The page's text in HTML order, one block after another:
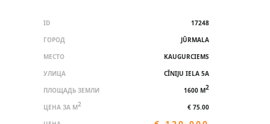
ID
17248
ГОРОД
JŪRMALA
МЕСТО
KAUGURCIEMS
УЛИЦА
CĪNIJU IELA 5A
ПЛОЩАДЬ ЗЕМЛИ
1600 M2
ЦЕНА ЗА M2
€ 75.00